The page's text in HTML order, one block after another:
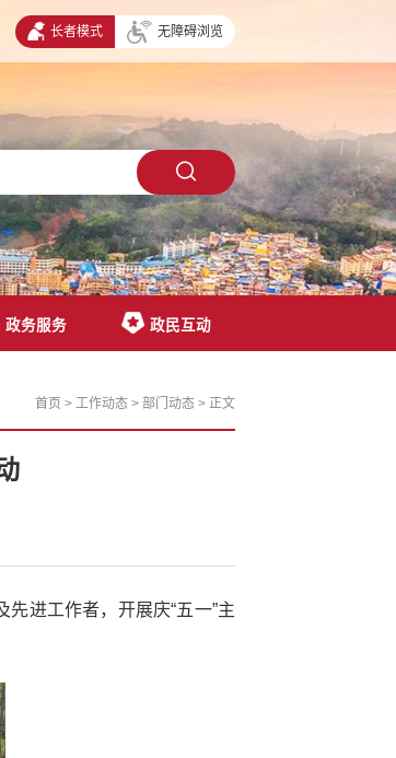
长者模式 无障碍浏览
政务服务 政民互动
首页 > 工作动态 > 部门动态 > 正文
进工作者，开展庆“五一”主